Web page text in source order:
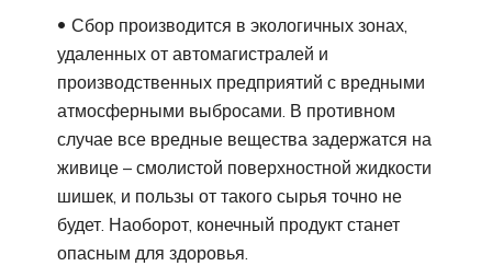
Сбор производится в экологичных зонах,
удаленных от автомагистралей и
производственных предприятий с вредными
атмосферными выбросами. В противном
случае все вредные вещества задержатся на
живице – смолистой поверхностной жидкости
шишек, и пользы от такого сырья точно не
будет. Наоборот, конечный продукт станет
опасным для здоровья.